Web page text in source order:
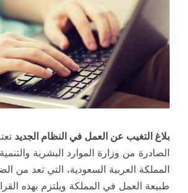
بلاغ التغيب عن العمل في النظام الجديد
الصادرة من وزارة الموارد البشرية
المملكة العربية السعودية، التي تعد من
طبيعة العمل في المملكة ويلتزم بهذه